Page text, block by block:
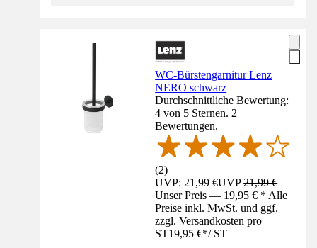
WC-Bürstengarnitur Lenz
NERO schwarz
Durchschnittliche Bewertung:
4 von 5 Sternen. 2
Bewertungen.
(2)
UVP: 21,99 €UVP21,99 €
Unser Preis — 19,95 € * Alle
Preise inkl. MwSt. und ggf.
zzgl. Versandkosten pro
ST19,95 €*/ ST